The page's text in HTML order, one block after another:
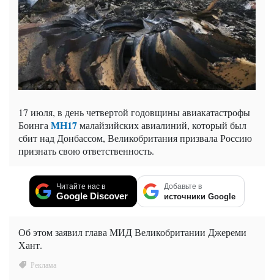
17 июля, в день четвертой годовщины авиакатастрофы
Боинга МН17малайзийских авиалиний, который был
сбит над Донбассом, Великобритания призвала Россию
признать свою ответственность.
Читайте нас в
Google Discover
Добавьте в
источники Google
Об этом заявил глава МИД Великобритании Джереми
Хант.